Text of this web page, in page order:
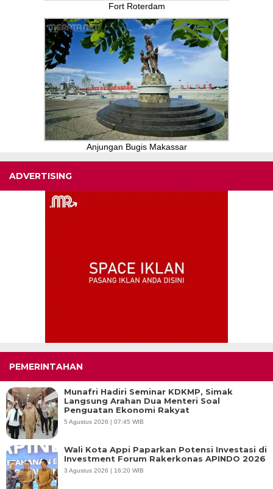
Fort Roterdam
Anjungan Bugis Makassar
ADVERTISING
PEMERINTAHAN
Munafri Hadiri Seminar KDKMP, Simak
Langsung Arahan Dua Menteri Soal
Penguatan Ekonomi Rakyat
5 Agustus 2026 | 07:45 WIB
Wali Kota Appi Paparkan Potensi Investasi di
Investment Forum Rakerkonas APINDO 2026
3 Agustus 2026 | 16:20 WIB